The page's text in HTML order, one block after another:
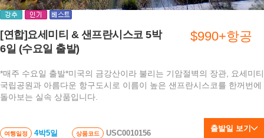
[연합]요세미티 & 샌프란시스코 5박
6일 (수요일 출발)
*매주 수요일 출발*미국의 금강산이라 불리는 기암절벽의 장관, 요세미티
국립공원과 아름다운 항구도시로 이름이 높은 샌프란시스코를 한꺼번에
돌아보는 실속 상품입니다.
여행일정 4박5일 상품코드 USC0010156
$990+항공
출발일 보기